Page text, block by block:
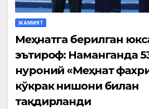
ЖАМИЯТ
Меҳнатга берилган
эътироф: Наманганда
нуроний «Меҳнат
кўкрак нишони билан
тақдирланди